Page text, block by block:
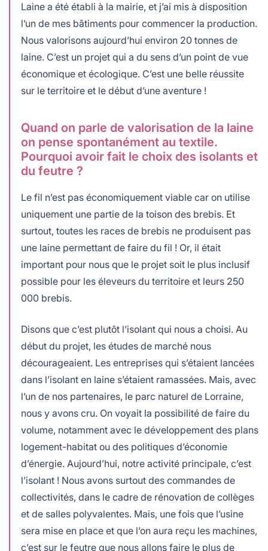
Laine a été établi à la mairie, et j’ai mis à disposition
l’un de mes bâtiments pour commencer la production.
Nous valorisons aujourd’hui environ 20 tonnes de
laine. C’est un projet qui a du sens d’un point de vue
économique et écologique. C’est une belle réussite
sur le territoire et le début d’une aventure !
Quand on parle de valorisation de la laine
on pense spontanément au textile.
Pourquoi avoir fait le choix des isolants et
du feutre ?
Le fil n’est pas économiquement viable car on utilise
uniquement une partie de la toison des brebis. Et
surtout, toutes les races de brebis ne produisent pas
une laine permettant de faire du fil ! Or, il était
important pour nous que le projet soit le plus inclusif
possible pour les éleveurs du territoire et leurs 250
000 brebis.
Disons que c’est plutôt l’isolant qui nous a choisi. Au
début du projet, les études de marché nous
décourageaient. Les entreprises qui s’étaient lancées
dans l’isolant en laine s’étaient ramassées. Mais, avec
l’un de nos partenaires, le parc naturel de Lorraine,
nous y avons cru. On voyait la possibilité de faire du
volume, notamment avec le développement des plans
logement-habitat ou des politiques d’économie
d’énergie. Aujourd’hui, notre activité principale, c’est
l’isolant ! Nous avons surtout des commandes de
collectivités, dans le cadre de rénovation de collèges
et de salles polyvalentes. Mais, une fois que l’usine
sera mise en place et que l’on aura reçu les machines,
c’est sur le feutre que nous allons faire le plus de